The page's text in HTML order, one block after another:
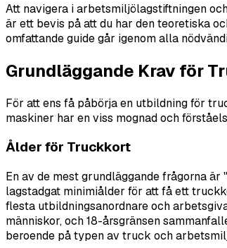
Att navigera i arbetsmiljölagstiftningen
är ett bevis på att du har den teoretiska
omfattande guide går igenom alla
Grundläggande Krav för
För att ens få påbörja en utbildning för
maskiner har en viss mognad och
Ålder för Truckkort
En av de mest grundläggande frågorna
lagstadgat minimiålder för attfåett
flesta utbildningsanordnare och
människor, och 18-årsgränsen
beroende på typen av truck och